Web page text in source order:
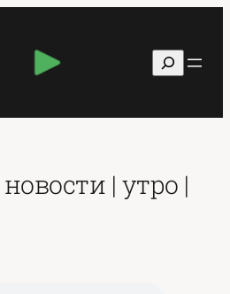
Поиск
| утро |